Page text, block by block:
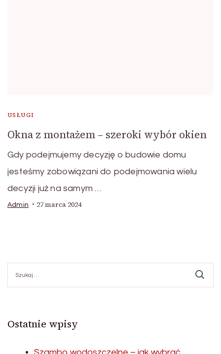
USŁUGI
Okna z montażem – szeroki wybór okien
Gdy podejmujemy decyzję o budowie domu
jesteśmy zobowiązani do podejmowania wielu
decyzji już na samym …
Admin 27 marca 2024
Ostatnie wpisy
Szambo wodoszczelne – jak wybrać